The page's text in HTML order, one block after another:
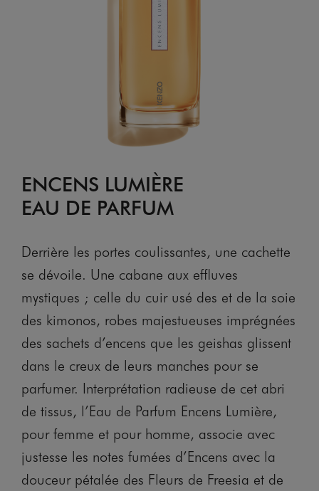
ENCENS LUMIÈRE
EAU DE PARFUM
Derrière les portes coulissantes, une cachette
se dévoile. Une cabane aux effluves
mystiques ; celle du cuir usé des et de la soie
des kimonos, robes majestueuses imprégnées
des sachets d’encens que les geishas glissent
dans le creux de leurs manches pour se
parfumer. Interprétation radieuse de cet abri
de tissus, l’Eau de Parfum Encens Lumière,
pour femme et pour homme, associe avec
justesse les notes fumées d’Encens avec la
douceur pétalée des Fleurs de Freesia et de